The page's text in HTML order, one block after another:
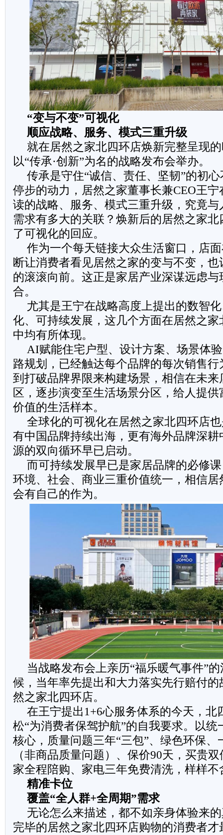
“变与不变”可视化
顺应战略、服务、模式三重升级
就在居然之家北四环店焕新完整呈现
以“传承·创新”为名的战略发布会举办。
传承是守住“诚信、责任、坚韧”的初
停步的动力，居然之家董事长兼CEO王宁
读的战略、服务、模式三重升级，究竟
需求有多大的关联？焕新后的居然之家
了可视化的回应。
作为一个每天链接大众生活窗口，店
断让消费者看见居然之家的变与不变，
的滚滚向前。这正是家居产业深谋远虑
合。
尤其是王宁在战略高度上提出的数智
化、可持续发展，这几个方面在居然之
中均有所体现。
AI赋能住宅户型、设计方案、场景体
路规划，已经触达每个品牌的每次销售
到打破品牌界限来构建场景，相信在未
区，逐步演变至生活场景分区，给人提
价值的生活样本。
全球化的可视化在居然之家北四环店
有中国品牌持续出海，更有海外品牌深
源的双向循环早已启动。
而可持续发展早已是家居品牌的必修
环境、社会、商业三重价值统一，相信
会有自己的作为。
当战略发布会上亲历“福乐暖气事件”
候，当年率先提出和大力落实先行赔付
然之家北四环店。
在王宁提出1+6心服务体系的今天，北
松“为消费者保驾护航”的自我要求。以统
核心，质量问题三年“三包”、绿色环保、
（非商品质量问题）、保价90天，买贵
家全程陪购、家电三年免费清洗，样样不
精准卡位
覆盖“全人群+全周期”需求
无论怎么来描述，都不如亲身体验来
完毕的居然之家北四环店购物的消费者才